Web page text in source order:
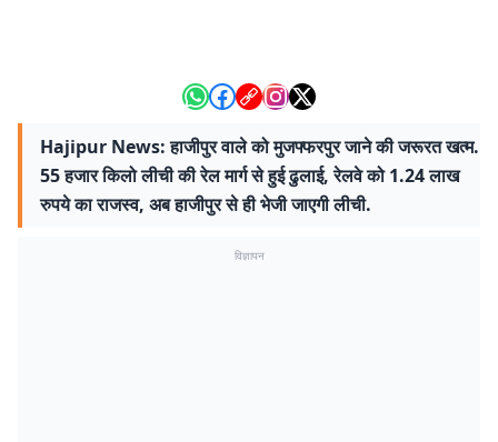
Hajipur News: हाजीपुर वाले को मुजफ्फरपुर जाने की जरूरत खत्म.
55 हजार किलो लीची की रेल मार्ग से हुई ढुलाई, रेलवे को 1.24 लाख
रुपये का राजस्व, अब हाजीपुर से ही भेजी जाएगी लीची.
विज्ञापन